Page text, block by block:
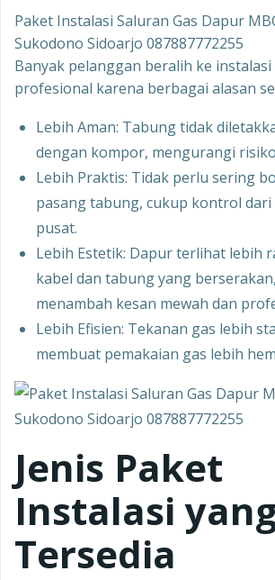
Paket Instalasi Saluran Gas Dapur
Sukodono Sidoarjo 087887772255
Banyak pelanggan beralih ke
profesional karena berbagai alasan
Lebih Aman: Tabung tidak
dengan kompor, mengurangi
Lebih Praktis: Tidak perlu sering
pasang tabung, cukup kontrol
pusat.
Lebih Estetik: Dapur terlihat lebih
kabel dan tabung yang
menambah kesan mewah dan
Lebih Efisien: Tekanan gas lebih
membuat pemakaian gas lebih
Jenis Paket
Instalasi
Tersedia